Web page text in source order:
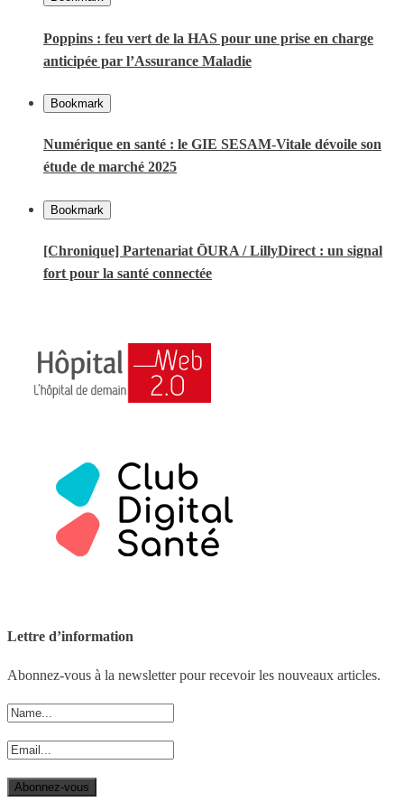
Poppins : feu vert de la HAS pour une prise en charge
anticipée par l’Assurance Maladie
Bookmark
Numérique en santé : le GIE SESAM-Vitale dévoile son
étude de marché 2025
Bookmark
[Chronique] Partenariat ŌURA / LillyDirect : un signal
fort pour la santé connectée
Lettre d’information
Abonnez-vous à la newsletter pour recevoir les nouveaux articles.